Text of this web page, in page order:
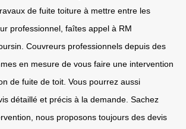
de fuite toiture à mettre entre les
professionnel, faîtes appel à RM
Couvreurs professionnels depuis des
en mesure de vous faire une intervention
de fuite de toit. Vous pourrez aussi
détaillé et précis à la demande. Sachez
nous proposons toujours des devis